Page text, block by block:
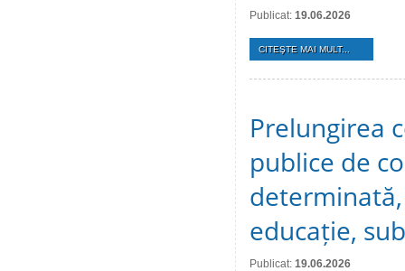
Publicat: 19.06.2026
CITEŞTE MAI MULT...
Prelungirea
publice de
educație,
Publicat: 19.06.2026